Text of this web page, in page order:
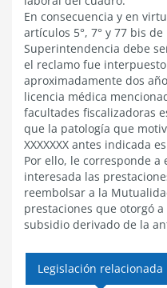
En consecuencia y en
artículos 5°, 7° y 77 bis de
Superintendencia debe
el reclamo fue
aproximadamente dos
licencia médica
facultades fiscalizadoras
que la patología que
XXXXXXX antes indicada
Por ello, le corresponde a
interesada las
reembolsar a la
prestaciones que otorgó
subsidio derivado de la
Legislación relacionada